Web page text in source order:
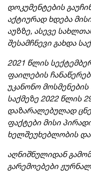
დოკუმენტების
აქტიურად ხდება
აუზზე, ასევე
შესამჩნევი გახდა
2021 წლის
ფაილების
უკანონო
საქმეზე 2022 წლის
დაზარალებულად
ფაქტები მისი
ხელშეუხებლობის
აღნიშნულიდან
გარემოებები